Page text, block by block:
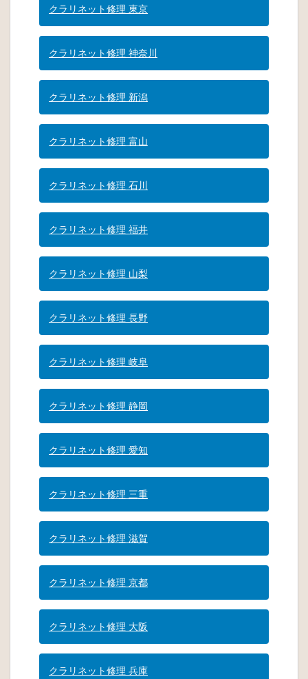
クラリネット修理 東京
クラリネット修理 神奈川
クラリネット修理 新潟
クラリネット修理 富山
クラリネット修理 石川
クラリネット修理 福井
クラリネット修理 山梨
クラリネット修理 長野
クラリネット修理 岐阜
クラリネット修理 静岡
クラリネット修理 愛知
クラリネット修理 三重
クラリネット修理 滋賀
クラリネット修理 京都
クラリネット修理 大阪
クラリネット修理 兵庫